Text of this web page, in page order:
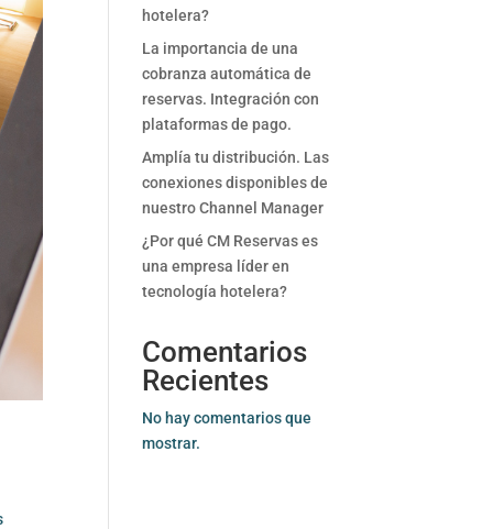
hotelera?
La importancia de una
cobranza automática de
reservas. Integración con
plataformas de pago.
Amplía tu distribución. Las
conexiones disponibles de
nuestro Channel Manager
¿Por qué CM Reservas es
una empresa líder en
tecnología hotelera?
Comentarios
Recientes
No hay comentarios que
mostrar.